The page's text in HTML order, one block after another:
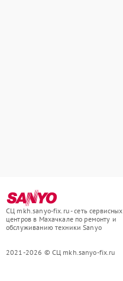
СЦ mkh.sanyo-fix.ru - сеть сервисных
центров в Махачкале по ремонту и
обслуживанию техники Sanyo
2021-2026 © СЦ mkh.sanyo-fix.ru